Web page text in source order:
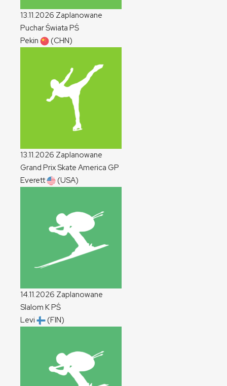
13.11.2026 Zaplanowane
Puchar Świata PŚ
Pekin
(CHN)
13.11.2026 Zaplanowane
Grand Prix Skate America GP
Everett
(USA)
14.11.2026 Zaplanowane
Slalom KPŚ
Levi
(FIN)